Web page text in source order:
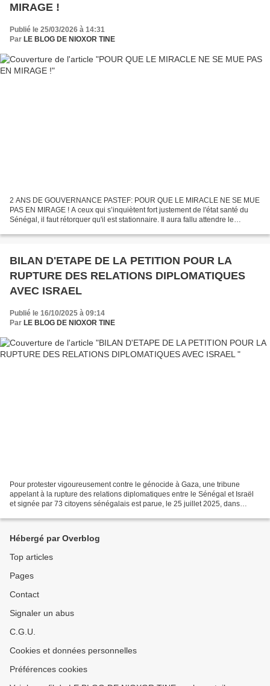
MIRAGE !
Publié le 25/03/2026 à 14:31
Par LE BLOG DE NIOXOR TINE
2 ANS DE GOUVERNANCE PASTEF: POUR QUE LE MIRACLE NE SE MUE
PAS EN MIRAGE ! A ceux qui s’inquiètent fort justement de l'état santé du
Sénégal, il faut rétorquer qu'il est stationnaire. Il aura fallu attendre le
BILAN D'ETAPE DE LA PETITION POUR LA
RUPTURE DES RELATIONS DIPLOMATIQUES
AVEC ISRAEL
Publié le 16/10/2025 à 09:14
Par LE BLOG DE NIOXOR TINE
Pour protester vigoureusement contre le génocide à Gaza, une tribune
appelant à la rupture des relations diplomatiques entre le Sénégal et Israël
et signée par 73 citoyens sénégalais est parue, le 25 juillet 2025, dans
Hébergé par Overblog
Top articles
Pages
Contact
Signaler un abus
C.G.U.
Cookies et données personnelles
Préférences cookies